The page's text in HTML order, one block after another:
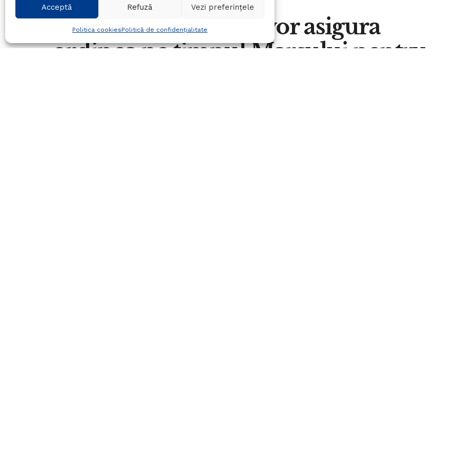
Acceptă Refuză Vezi preferințele
Politica cookiesPolitică de confidențialitate
Sambata, jandarmii vor asigura
ordinea pe timpul Marsului pentru